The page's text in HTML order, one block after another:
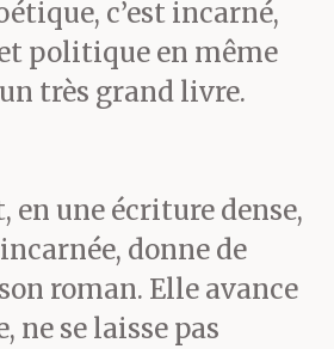
vidé de son
déjà trop
comprends au
maison, à
c’est incarné,
politique en même
un très grand livre.
en une écriture dense,
donne de
roman. Elle avance
ne se laisse pas